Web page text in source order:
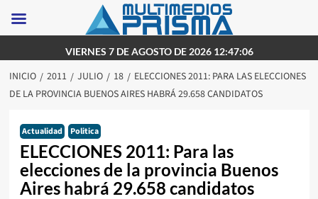
al
contenido
VIERNES 7 DE AGOSTO DE 2026 12:47:06
INICIO 2011 JULIO 18
ELECCIONES 2011: PARA LAS ELECCIONES
DE LA PROVINCIA BUENOS AIRES HABRÁ 29.658 CANDIDATOS
Actualidad Politica
ELECCIONES 2011: Para las
elecciones de la provincia Buenos
Aires habrá 29.658 candidatos